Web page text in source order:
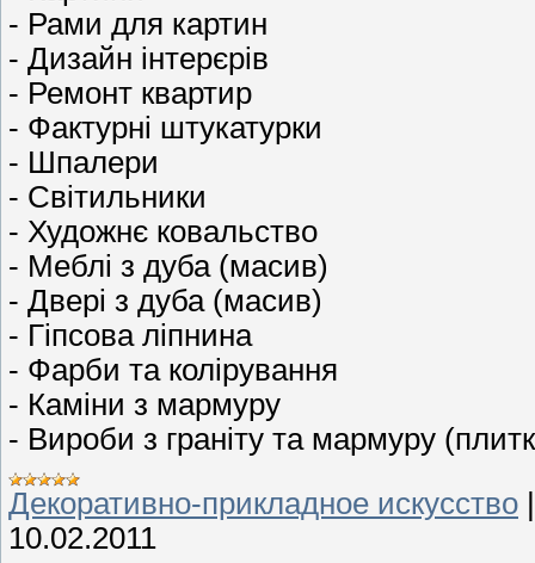
- Рами для картин
- Дизайн інтерєрів
- Ремонт квартир
- Фактурні штукатурки
- Шпалери
- Світильники
- Художнє ковальство
- Меблі з дуба (масив)
- Двері з дуба (масив)
- Гіпсова ліпнина
- Фарби та колірування
- Каміни з мармуру
- Вироби з граніту та мармуру
Декоративно-прикладное искусство
10.02.2011